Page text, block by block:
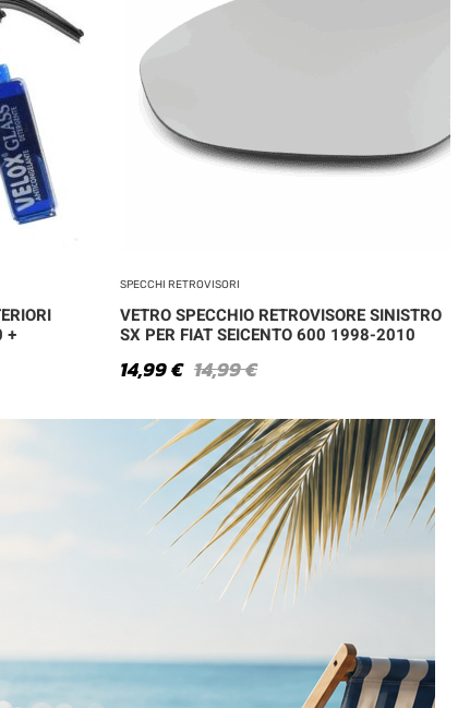
+
SPECCHI RETROVISORI
VETRO SPECCHIO RETROVISORE SINISTRO
SX PER FIAT SEICENTO 600 1998-2010
14,99€
14,99€